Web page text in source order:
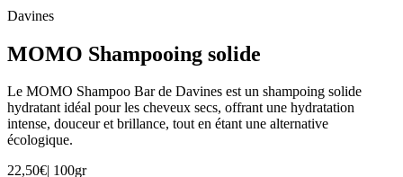
Davines
MOMO Shampooing solide
Le MOMO Shampoo Bar de Davines est un shampoing solide
hydratant idéal pour les cheveux secs, offrant une hydratation
intense, douceur et brillance, tout en étant une alternative
écologique.
22,50€| 100gr